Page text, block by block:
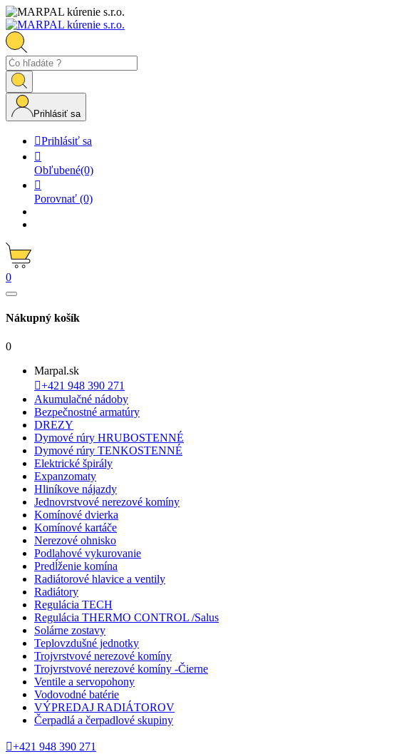
Prihlásiť sa
Prihlásiť sa

Obľubené(0)

Porovnať (0)
0
Nákupný košík
0
Marpal.sk
+421 948 390 271
Akumulačné nádoby
Bezpečnostné armatúry
DREZY
Dymové rúry HRUBOSTENNÉ
Dymové rúry TENKOSTENNÉ
Elektrické špirály
Expanzomaty
Hliníkove nájazdy
Jednovrstvové nerezové komíny
Komínové dvierka
Komínové kartáče
Nerezové ohnisko
Podlahové vykurovanie
Predĺženie komína
Radiátorové hlavice a ventily
Radiátory
Regulácia TECH
Regulácia THERMO CONTROL /Salus
Solárne zostavy
Teplovzdušné jednotky
Trojvrstvové nerezové komíny
Trojvrstvové nerezové komíny -Čierne
Ventile a servopohony
Vodovodné batérie
VÝPREDAJ RADIÁTOROV
Čerpadlá a čerpadlové skupiny
+421 948 390 271